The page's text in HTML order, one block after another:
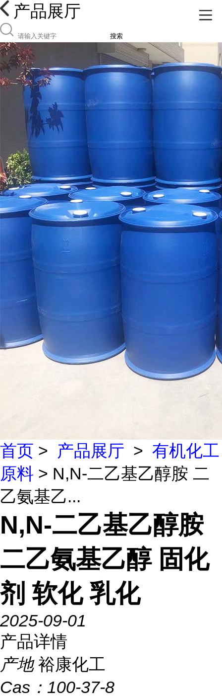
产品展厅
搜索
首页 > 产品展厅 > 有机化工
原料 > N,N-二乙基乙醇胺 二
乙氨基乙...
N,N-二乙基乙醇胺
二乙氨基乙醇 固化
剂 软化 乳化
2025-09-01
产品详情
产地 裕康化工
Cas： 100-37-8